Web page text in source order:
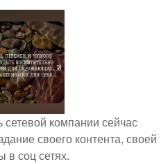
сетевой компании сейчас
своего контента, своей
в соц сетях.